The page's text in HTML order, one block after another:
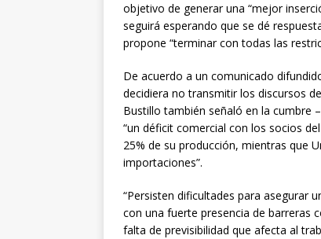
objetivo de generar una “mejor
seguirá esperando que se dé
propone “terminar con todas las
De acuerdo a un comunicado
decidiera no transmitir los discursos
Bustillo también señaló en la cumbre
“un déficit comercial con los socios
25% de su producción, mientras que
importaciones”.
“Persisten dificultades para asegurar
con una fuerte presencia de barreras
falta de previsibilidad que afecta al